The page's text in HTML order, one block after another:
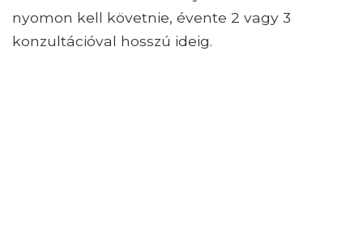
nyomon kell követnie, évente 2 vagy 3
konzultációval hosszú ideig.